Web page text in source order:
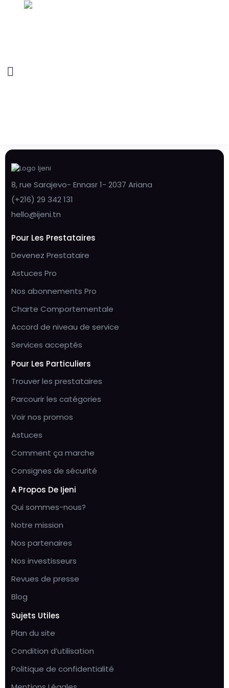
8, rue Sarajevo- Ennasr 1- 2037 Ariana
(+216) 29 342 131
hello@ijeni.tn
Pour Les Prestataires
Devenez Prestataire
Astuces Pro
Nos abonnements Pro
Charte Comportementale
Accord de niveau de service
Services acceptés
Pour Les Particuliers
Trouver les prestataires
Parcourir les catégories
Voir nos promos
Astuces
Comment ça marche
Consignes de sécurité
A Propos De Ijeni
Qui sommes-nous?
Notre mission
Nos partenaires
Nos investisseurs
Revues de presse
Blog
Sujets Utiles
Plan du site
Condition d’utilisation
Politique de confidentialité